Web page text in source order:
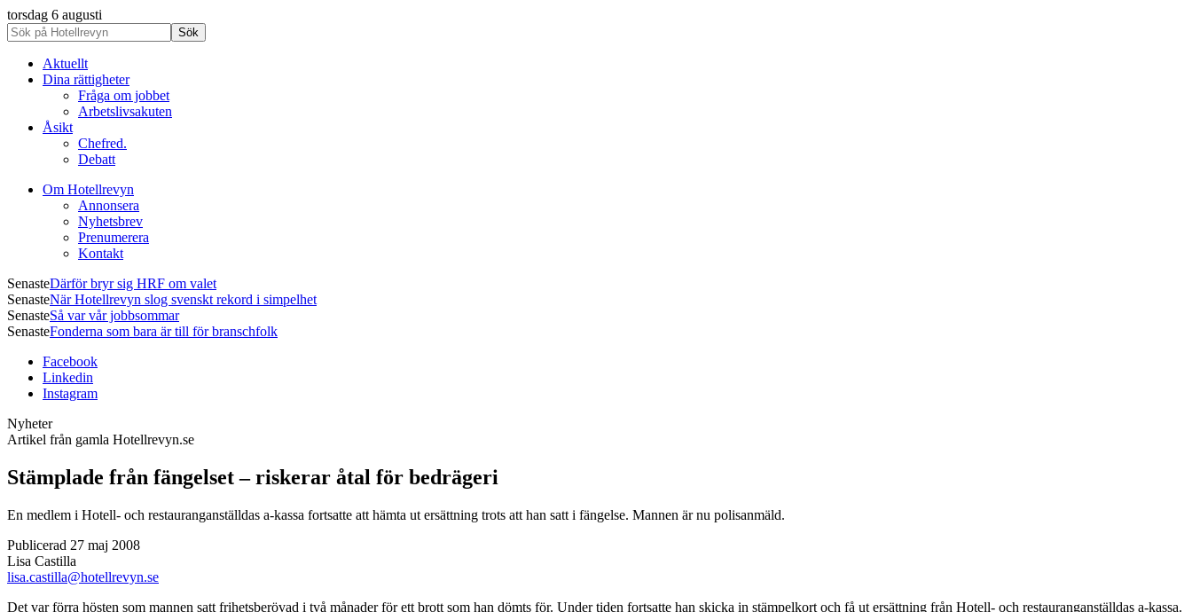
torsdag 6 augusti
Aktuellt
Dina rättigheter
Fråga om jobbet
Arbetslivsakuten
Åsikt
Chefred.
Debatt
Om Hotellrevyn
Annonsera
Nyhetsbrev
Prenumerera
Kontakt
SenasteDärför bryr sig HRF om valet
SenasteNär Hotellrevyn slog svenskt rekord i simpelhet
SenasteSå var vår jobbsommar
SenasteFonderna som bara är till för branschfolk
Facebook
Linkedin
Instagram
Nyheter
Artikel från gamla Hotellrevyn.se
Stämplade från fängelset – riskerar åtal för bedrägeri
En medlem i Hotell- och restauranganställdas a-kassa fortsatte att hämta ut ersättning trots att han satt i fängelse. Mannen är nu polisanmäld.
Publicerad 27 maj 2008
Lisa Castilla
lisa.castilla@hotellrevyn.se
Det var förra hösten som mannen satt frihetsberövad i två månader för ett brott som han dömts för. Under tiden fortsatte han skicka in stämpelkort och få ut ersättning från Hotell- och restauranganställdas a-kassa.